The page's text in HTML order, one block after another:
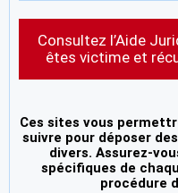
Consultez l’Aide
êtes victime et
Ces sites vous
suivre pour déposer
divers. Assurez-
spécifiques de
procédure